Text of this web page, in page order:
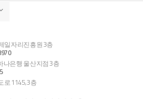
일자리진흥원 3층
나은행 울산지점 3층
로 1145, 3층